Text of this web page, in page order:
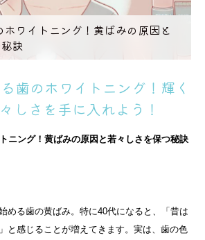
ワイトニング！黄ばみの原因と
訣
歯のホワイトニング！輝く
しさを手に入れよう！
ニング！黄ばみの原因と若々しさを保つ秘訣
める歯の黄ばみ。特に40代になると、「昔は
と感じることが増えてきます。実は、歯の色